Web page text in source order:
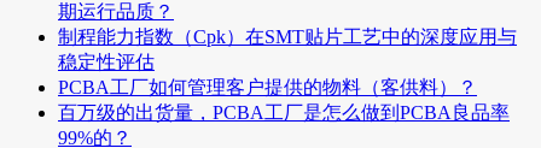
期运行品质？
制程能力指数（Cpk）在SMT贴片工艺中的深度应用与
稳定性评估
PCBA工厂如何管理客户提供的物料（客供料）？
百万级的出货量，PCBA工厂是怎么做到PCBA良品率
99%的？